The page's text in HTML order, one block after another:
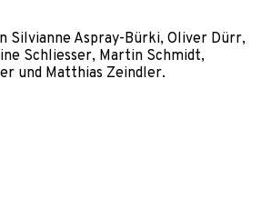
Silvianne Aspray-Bürki, Oliver Dürr,
Schliesser, Martin Schmidt,
und Matthias Zeindler.